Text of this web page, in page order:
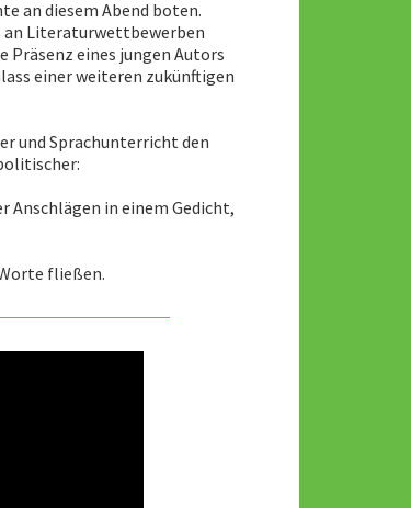
an diesem Abend boten.
an Literaturwettbewerben
Präsenz eines jungen Autors
einer weiteren zukünftigen
und Sprachunterricht den
Anschlägen in einem Gedicht,
fließen.